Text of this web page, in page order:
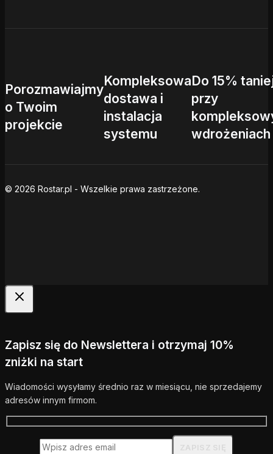
Porozmawiajmy
o Twoim
projekcie
Kompleksowa
dostawa i
instalacja
systemu
Do 15%
przy
wdrożeniach
© 2026 Rostar.pl - Wszelkie prawa zastrzeżone.
Zapisz się do Newslettera i otrzymaj 10%
zniżki na start
Wiadomości wysyłamy średnio raz w miesiącu, nie sprzedajemy
adresów innym firmom.